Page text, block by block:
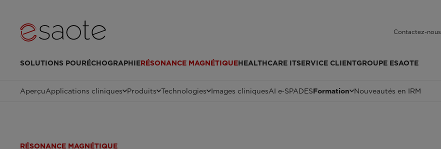
Contactez-nous
SOLUTIONS POURÉCHOGRAPHIERÉSONANCE MAGNÉTIQUEHEALTHCARE ITSERVICE CLIENTGROUPE ESAOTE
AperçuApplications cliniques Produits Technologies Images cliniquesAI e‑SPADESFormation Nouveautés en IRM
RÉSONANCE MAGNÉTIQUE